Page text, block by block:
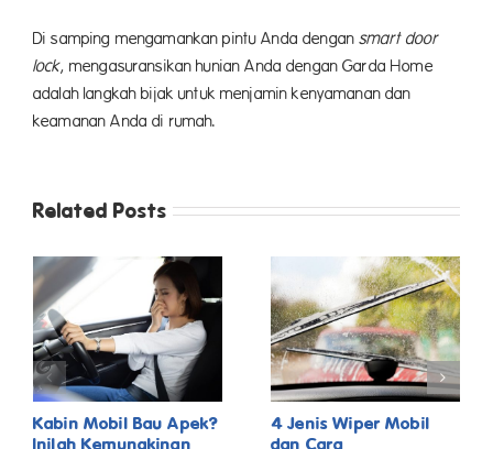
Di samping mengamankan pintu Anda dengansmart door
lock, mengasuransikan hunian Anda dengan Garda Home
adalah langkah bijak untuk menjamin kenyamanan dan
keamanan Anda di rumah.
Related Posts
Kabin Mobil Bau Apek?
Inilah Kemungkinan
4 Jenis Wiper Mobil
dan Cara